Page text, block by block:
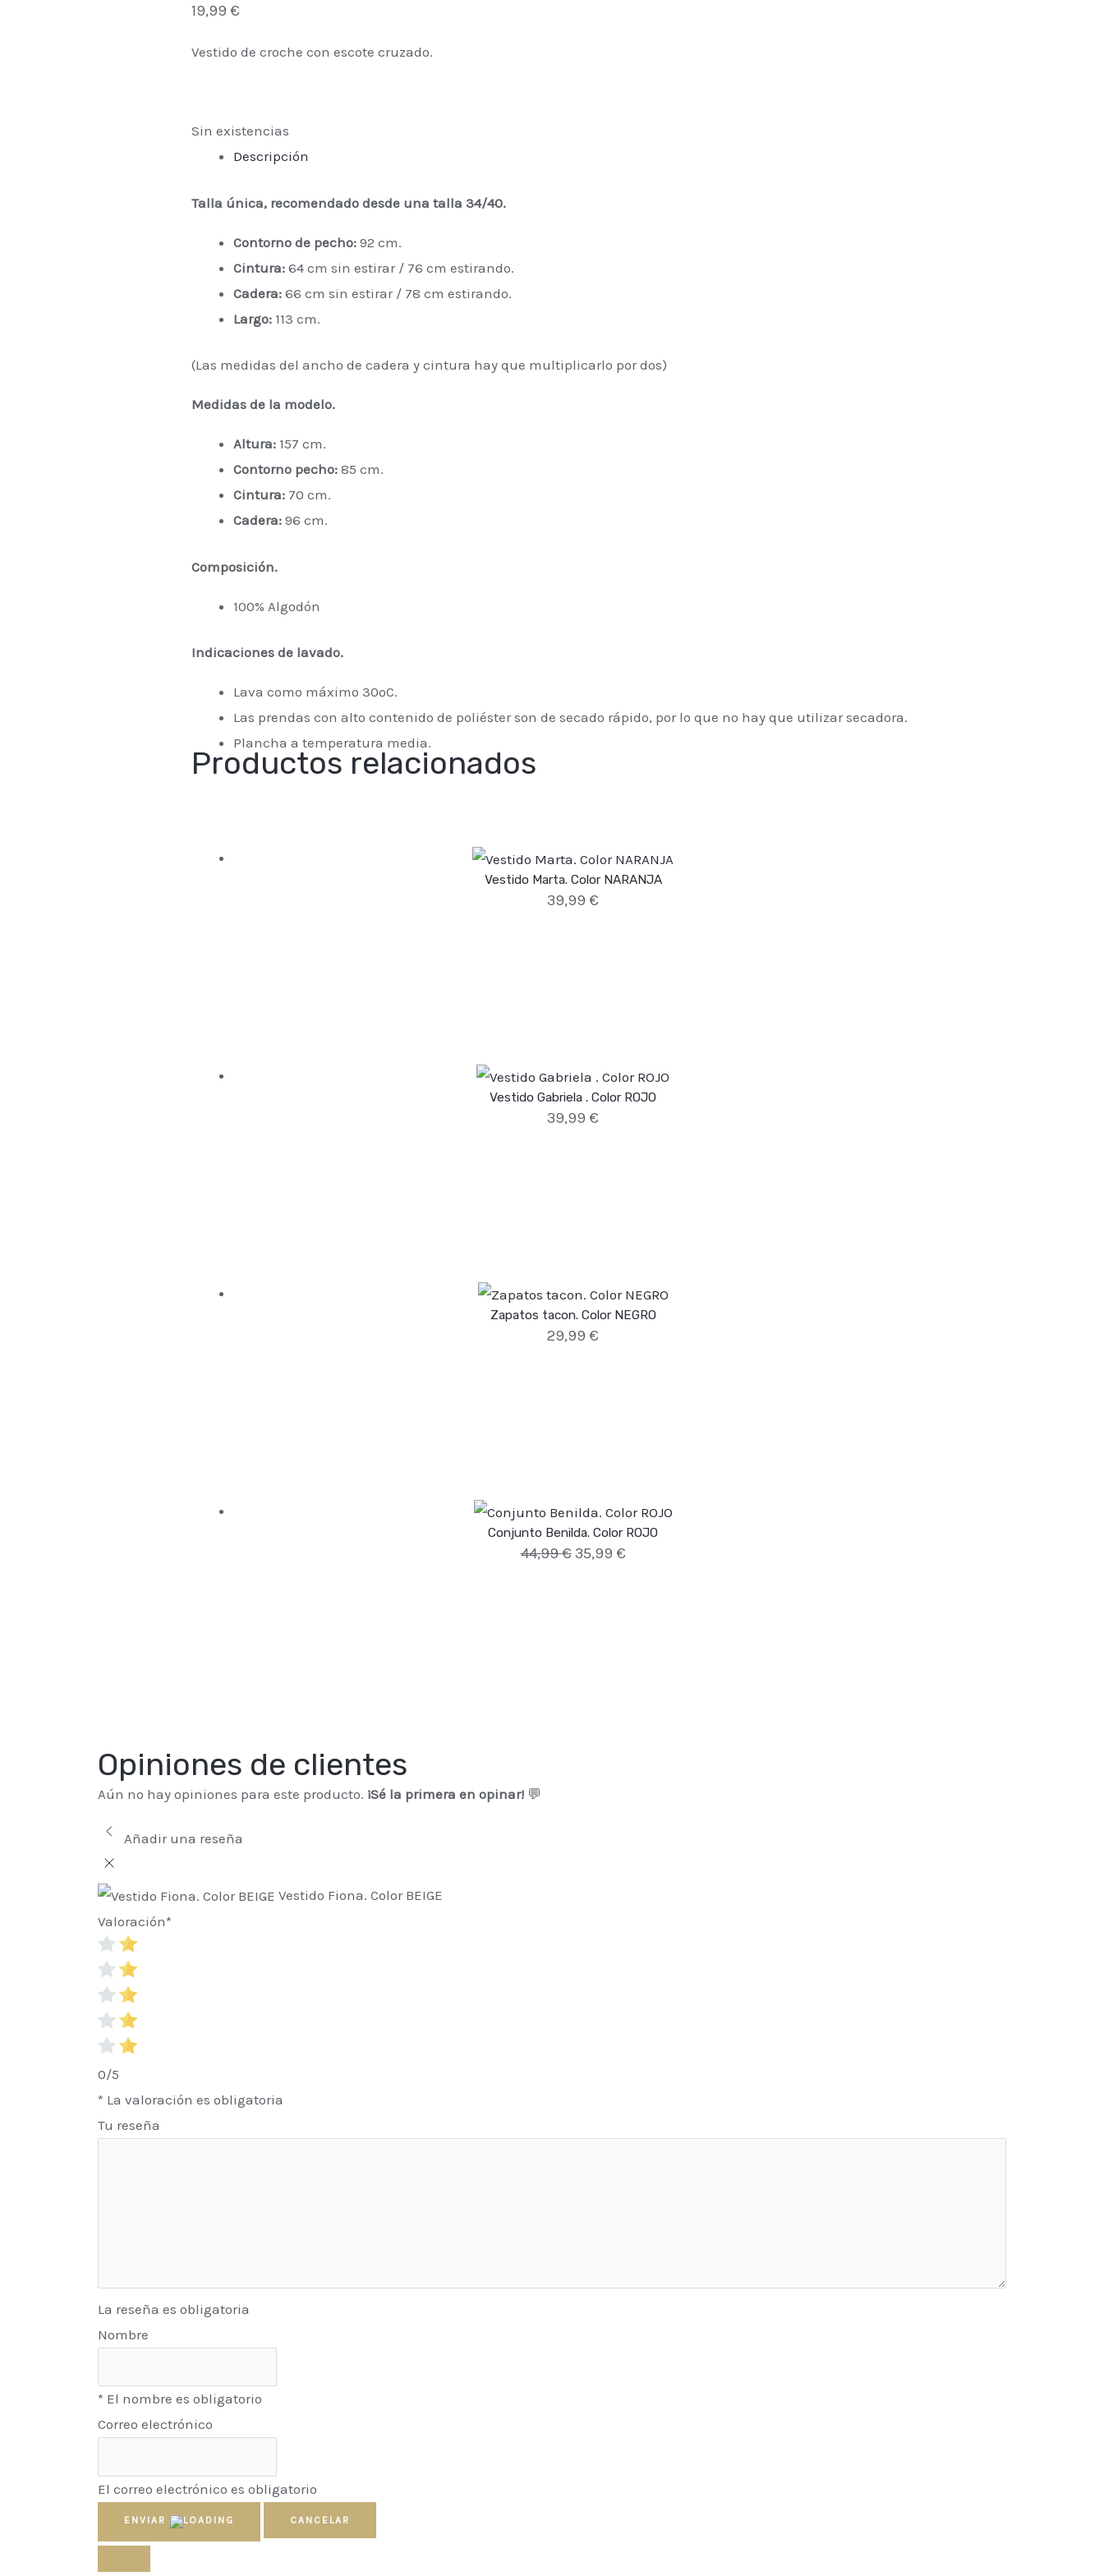
19,99 €
Vestido de croche con escote cruzado.
Sin existencias
Descripción
Talla única, recomendado desde una talla 34/40.
Contorno de pecho: 92 cm.
Cintura: 64 cm sin estirar / 76 cm estirando.
Cadera: 66 cm sin estirar / 78 cm estirando.
Largo:113 cm.
(Las medidas del ancho de cadera y cintura hay que multiplicarlo por dos)
Medidas de la modelo.
Altura: 157 cm.
Contorno pecho: 85 cm.
Cintura: 70 cm.
Cadera: 96 cm.
Composición.
100% Algodón
Indicaciones de lavado.
Lava como máximo 30ºC.
Las prendas con alto contenido de poliéster son de secado rápido, por lo que no hay que utilizar secadora.
Plancha a temperatura media.
Productos relacionados
Vestido Marta. Color NARANJA
39,99 €
Vestido Gabriela . Color ROJO
39,99 €
Zapatos tacon. Color NEGRO
29,99 €
Conjunto Benilda. Color ROJO
44,99€ 35,99 €
Opiniones de clientes
Aún no hay opiniones para este producto. ¡Sé la primera en opinar! 💬
Añadir una reseña
Vestido Fiona. Color BEIGE
Valoración*
0/5
* La valoración es obligatoria
Tu reseña
La reseña es obligatoria
Nombre
* El nombre es obligatorio
Correo electrónico
El correo electrónico es obligatorio
ENVIAR CANCELAR